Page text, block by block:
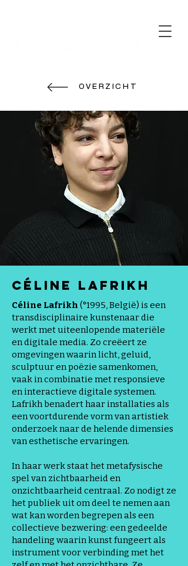
OVERZICHT
Céline Lafrikh
Céline Lafrikh (°1995, België) is een
transdisciplinaire kunstenaar die
werkt met uiteenlopende materiële
en digitale media. Zo creëert ze
omgevingen waarin licht, geluid,
sculptuur en poëzie samenkomen,
vaak in combinatie met responsieve
en interactieve digitale systemen.
Lafrikh benadert haar installaties als
een voortdurende vorm van artistiek
onderzoek naar de helende dimensies
van esthetische ervaringen.
In haar werk staat het metafysische
spel van zichtbaarheid en
onzichtbaarheid centraal. Zo nodigt ze
het publiek uit om deel te nemen aan
wat kan worden begrepen als een
collectieve bezwering: een gedeelde
handeling waarin kunst fungeert als
instrument voor verbinding met het